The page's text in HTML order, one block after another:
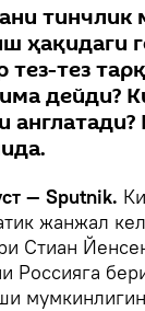
тинчлик
ҳақидаги
тез-тез
дейди?
англатади?
— Sputnik.
жанжал
Стиан
Россияга